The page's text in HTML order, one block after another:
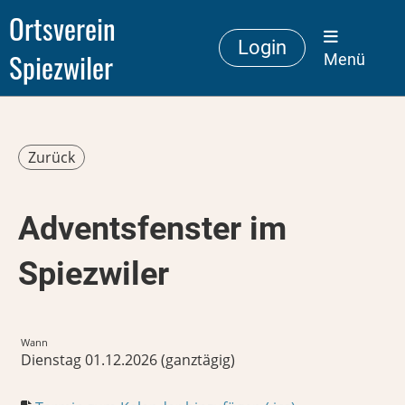
Ortsverein
Spiezwiler
Login
Menü
Zurück
Adventsfenster im
Spiezwiler
Wann
Dienstag 01.12.2026 (ganztägig)